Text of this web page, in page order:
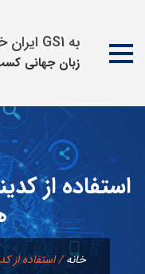
به GS1 ایران خوش آمدید
زبان جهانی
محتوا
استفاده از
خانه/استفاده از